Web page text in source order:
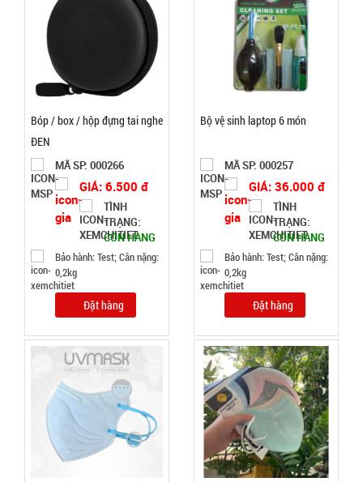
11.500 đ
CÒN HÀNG
Tripod 3
chân ngắn
mini nhiều
màu
MÃ
SP:
001168
GIÁ:
3.000 đ
Bóp / box / hộp đựng tai nghe
ĐEN
MÃ SP: 000266
GIÁ: 6.500 đ
TÌNH
TRẠNG:
CÒN HÀNG
Bảo hành: Test; Cân nặng:
0,2kg
Đặt hàng
Bộ vệ sinh laptop 6 món
MÃ SP: 000257
GIÁ: 36.000 đ
TÌNH
TRẠNG:
CÒN HÀNG
Bảo hành: Test; Cân nặng:
0,2kg
Đặt hàng